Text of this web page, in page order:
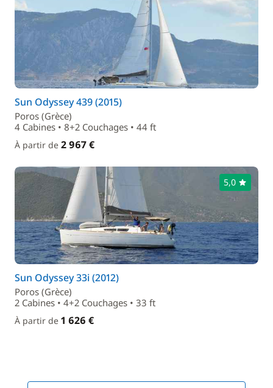
Sun Odyssey 439 (2015)
Poros (Grèce)
4 Cabines • 8+2 Couchages • 44 ft
À partir de 2 967 €
5,0
Sun Odyssey 33i (2012)
Poros (Grèce)
2 Cabines • 4+2 Couchages • 33 ft
À partir de 1 626 €